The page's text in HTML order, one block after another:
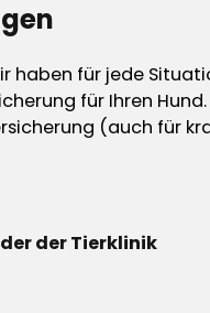
haben für jede
für Ihren Hund.
(auch für
der Tierklinik